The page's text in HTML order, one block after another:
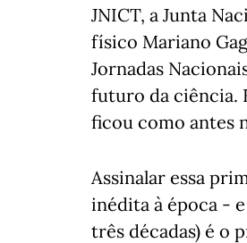
JNICT, a Junta
físico Mariano
Jornadas
futuro da ciência.
ficou como antes
Assinalar essa
inédita à época -
três décadas) é o